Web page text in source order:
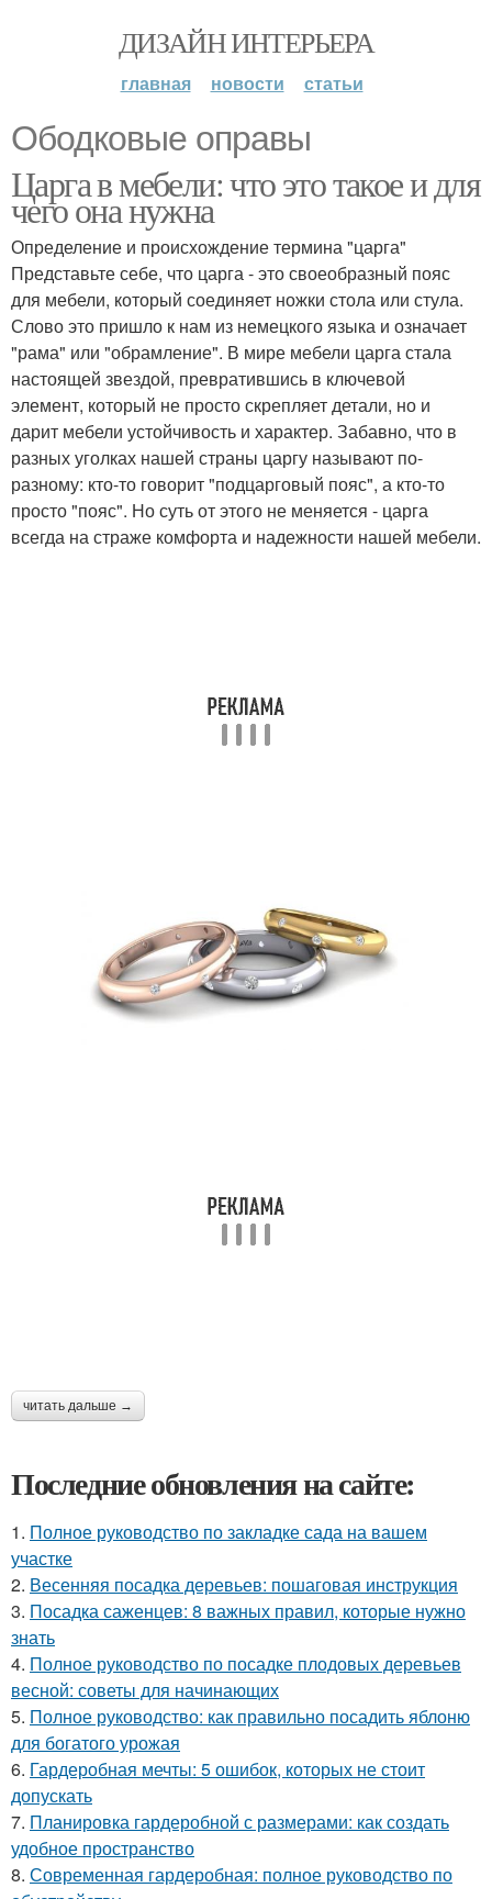
ДИЗАЙН ИНТЕРЬЕРА
главная новости статьи
Ободковые оправы
Царга в мебели: что это такое и для
чего она нужна
Определение и происхождение термина "царга"
Представьте себе, что царга - это своеобразный пояс
для мебели, который соединяет ножки стола или стула.
Слово это пришло к нам из немецкого языка и означает
"рама" или "обрамление". В мире мебели царга стала
настоящей звездой, превратившись в ключевой
элемент, который не просто скрепляет детали, но и
дарит мебели устойчивость и характер. Забавно, что в
разных уголках нашей страны царгу называют по-
разному: кто-то говорит "подцарговый пояс", а кто-то
просто "пояс". Но суть от этого не меняется - царга
всегда на страже комфорта и надежности нашей мебели.
читать дальше →
Последние обновления на сайте:
1. Полное руководство по закладке сада на вашем
участке
2. Весенняя посадка деревьев: пошаговая инструкция
3. Посадка саженцев: 8 важных правил, которые нужно
знать
4. Полное руководство по посадке плодовых деревьев
весной: советы для начинающих
5. Полное руководство: как правильно посадить яблоню
для богатого урожая
6. Гардеробная мечты: 5 ошибок, которых не стоит
допускать
7. Планировка гардеробной с размерами: как создать
удобное пространство
8. Современная гардеробная: полное руководство по